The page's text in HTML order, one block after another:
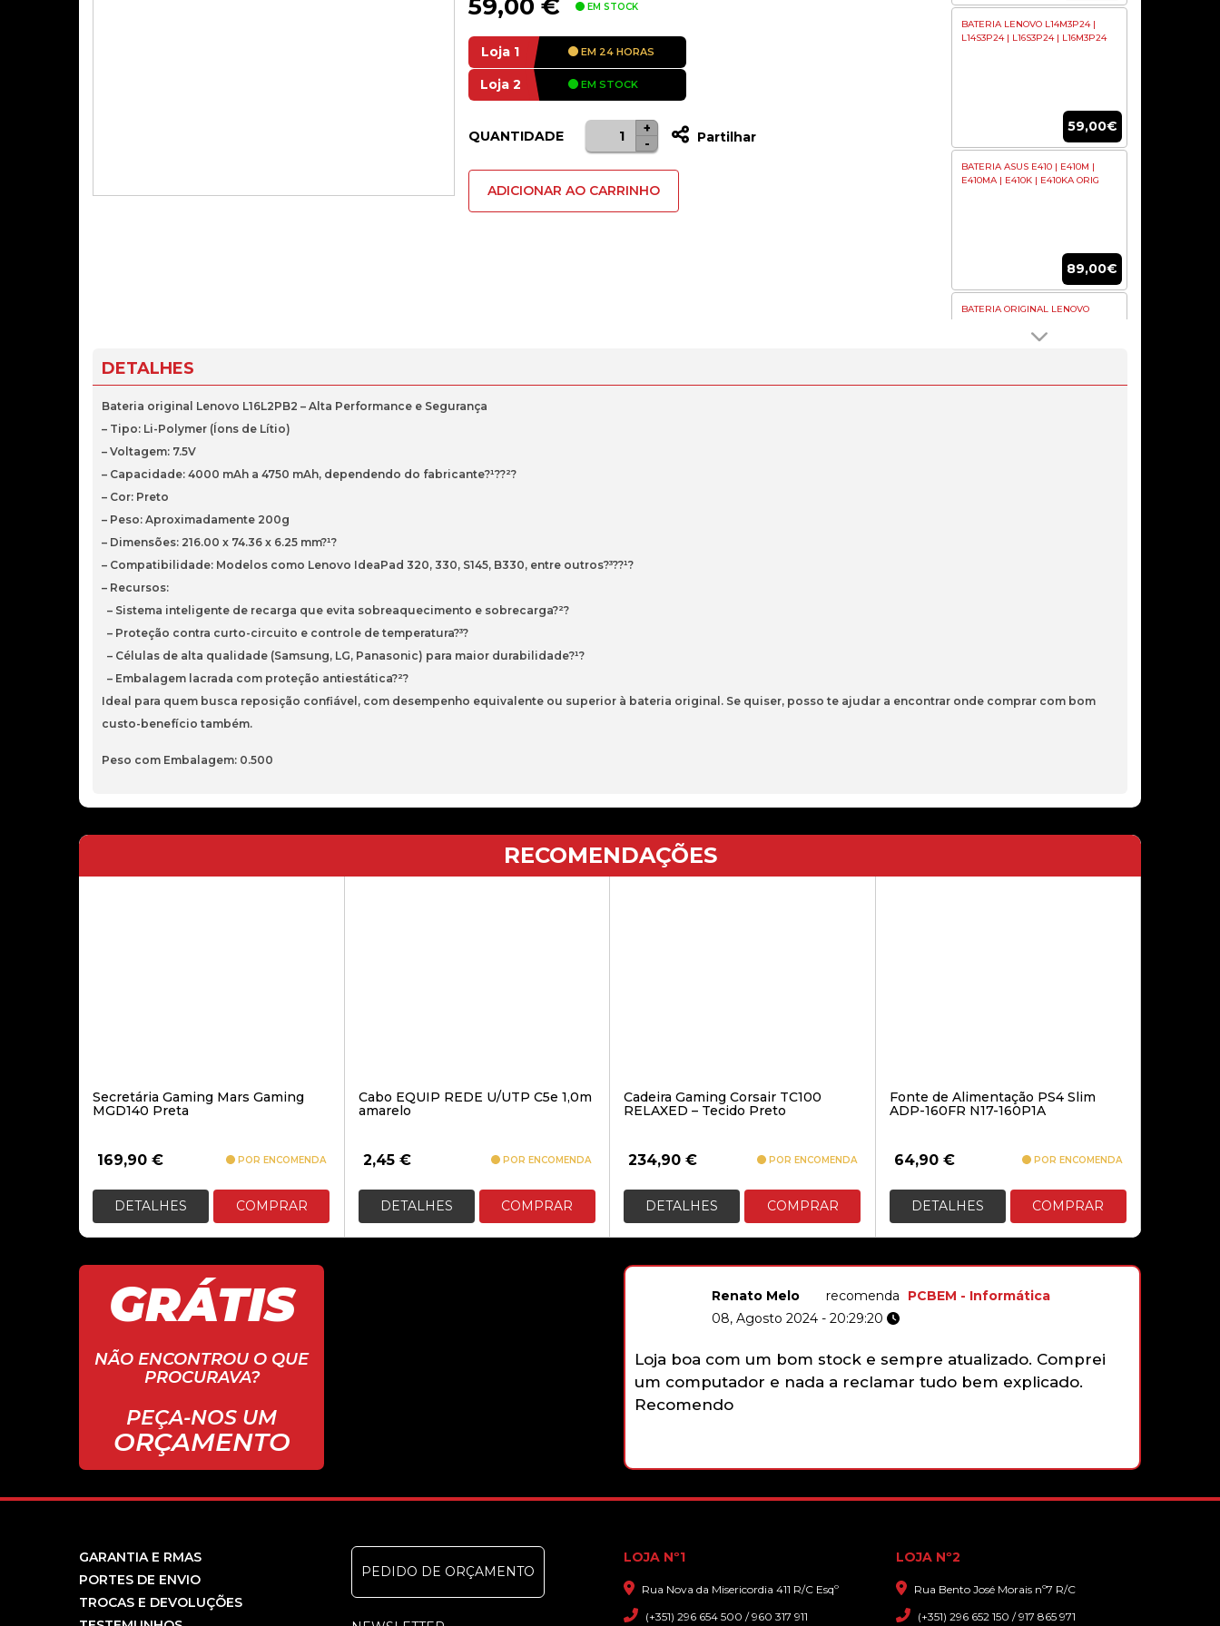
59,00 € EM STOCK
Loja 1 EM 24 HORAS
Loja 2 EM STOCK
QUANTIDADE
Quantidade
de
Bateria
para
-
+
Partilhar
ADICIONAR AO CARRINHO
BATERIA LENOVO L14M3P24 |
L14S3P24 | L16S3P24 | L16M3P24
59,00€
BATERIA ASUS E410 | E410M |
E410MA | E410K | E410KA ORIG
89,00€
BATERIA ORIGINAL LENOVO
89,00€
69,00€
BATERIA ACER ORIGINAL AL14A32
54,90€
L14S3P24 | L16S3P24 | L16M3P24
59,00€
DETALHES
Bateria original Lenovo L16L2PB2 – Alta Performance e Segurança
– Tipo: Li-Polymer (Íons de Lítio)
– Voltagem: 7.5V
– Capacidade: 4000 mAh a 4750 mAh, dependendo do fabricante?¹??²?
– Cor: Preto
– Peso: Aproximadamente 200g
– Dimensões: 216.00 x 74.36 x 6.25 mm?¹?
– Compatibilidade: Modelos como Lenovo IdeaPad 320, 330, S145, B330, entre outros?³??¹?
– Recursos:
– Sistema inteligente de recarga que evita sobreaquecimento e sobrecarga?²?
– Proteção contra curto-circuito e controle de temperatura?³?
– Células de alta qualidade (Samsung, LG, Panasonic) para maior durabilidade?¹?
– Embalagem lacrada com proteção antiestática?²?
Ideal para quem busca reposição confiável, com desempenho equivalente ou superior à bateria original. Se quiser, posso te ajudar a encontrar onde comprar com bom
custo-benefício também.
Peso com Embalagem: 0.500
RECOMENDAÇÕES
Secretária Gaming Mars Gaming
MGD140 Preta
169,90 € POR ENCOMENDA
DETALHES COMPRAR
Cabo EQUIP REDE U/UTP C5e 1,0m
amarelo
2,45 € POR ENCOMENDA
DETALHES COMPRAR
Cadeira Gaming Corsair TC100
RELAXED – Tecido Preto
234,90 € POR ENCOMENDA
DETALHES COMPRAR
Fonte de Alimentação PS4 Slim
ADP-160FR N17-160P1A
64,90 € POR ENCOMENDA
DETALHES COMPRAR
GRÁTIS
NÃO ENCONTROU O QUE
PROCURAVA?
PEÇA-NOS UM
ORÇAMENTO
Renato Melo recomenda
PCBEM - Informática
08, Agosto 2024 - 20:29:20
Loja boa com um bom stock e sempre atualizado. Comprei
um computador e nada a reclamar tudo bem explicado.
Recomendo
GARANTIA E RMAS
PORTES DE ENVIO
TROCAS E DEVOLUÇÕES
PEDIDO DE ORÇAMENTO
LOJA Nº1
Rua Nova da Misericordia 411 R/C Esqº
(+351) 296 654 500 / 960 317 911
LOJA Nº2
Rua Bento José Morais nº7 R/C
(+351) 296 652 150 / 917 865 971